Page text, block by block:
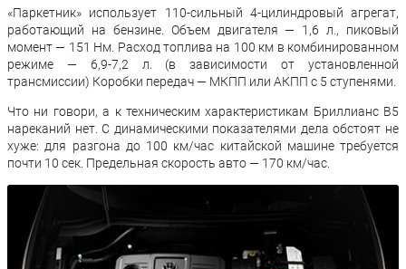
«Паркетник» использует 110-сильный 4-цилиндровый агрегат,
работающий на бензине. Объем двигателя — 1,6 л., пиковый
момент — 151 Нм. Расход топлива на 100 км в комбинированном
режиме — 6,9-7,2 л. (в зависимости от установленной
трансмиссии) Коробки передач — МКПП или АКПП с 5 ступенями.
Что ни говори, а к техническим характеристикам Бриллианс В5
нареканий нет. С динамическими показателями дела обстоят не
хуже: для разгона до 100 км/час китайской машине требуется
почти 10 сек. Предельная скорость авто — 170 км/час.